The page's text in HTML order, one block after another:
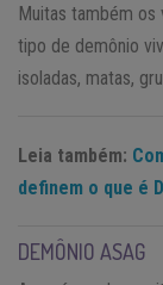
Muitas também
tipo de demônio
isoladas, matas,
Leia também:
definem o que é
DEMÔNIO ASAG